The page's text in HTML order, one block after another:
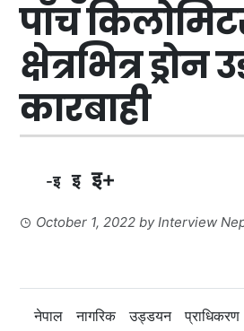
पाँच
क्षेत्रभित्र
कारबाही
-इ इ इ+
October 1, 2022 byInterview
नेपाल नागरिक उड्डयन